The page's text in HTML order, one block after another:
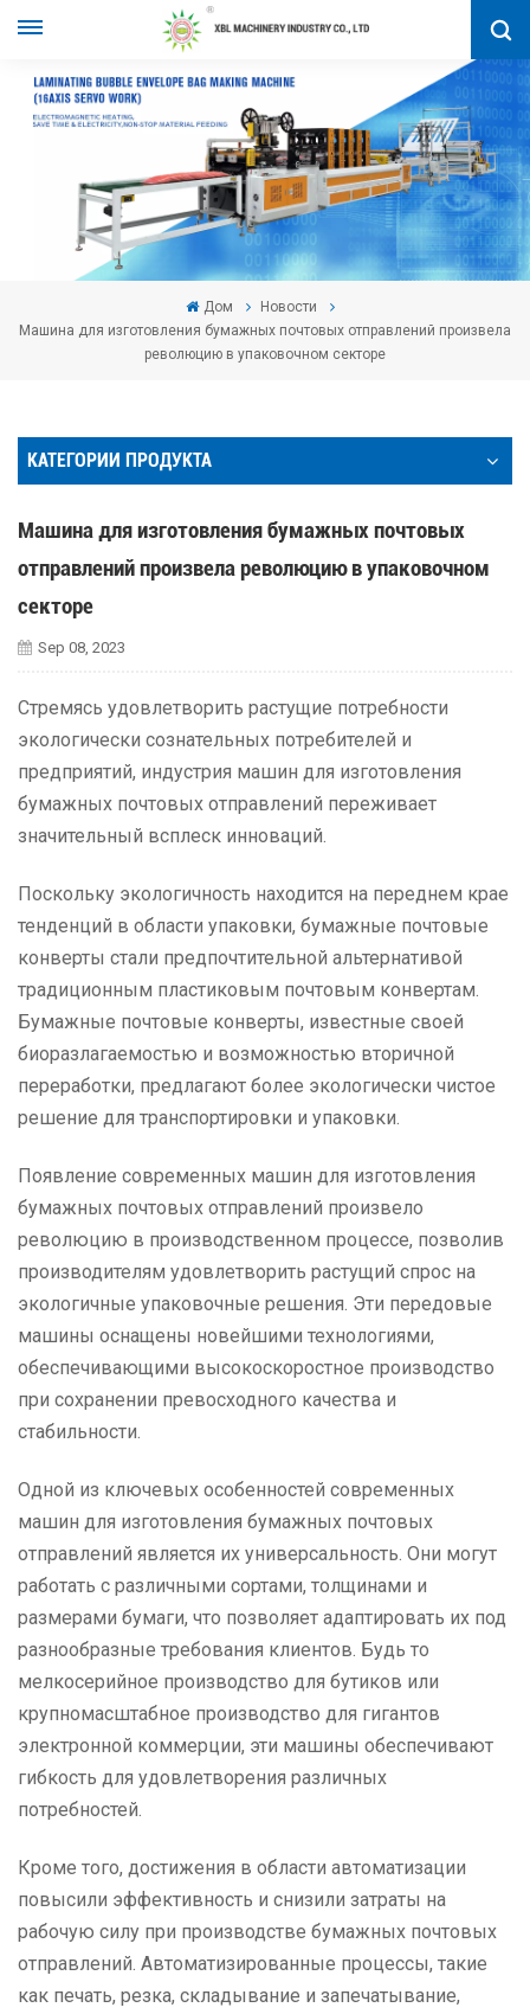
Дом
Новости
Машина для изготовления бумажных почтовых отправлений произвела
революцию в упаковочном секторе
КАТЕГОРИИ ПРОДУКТА
Машина для изготовления бумажных почтовых
отправлений произвела революцию в упаковочном
секторе
Sep 08, 2023
Стремясь удовлетворить растущие потребности
экологически сознательных потребителей и
предприятий, индустрия машин для изготовления
бумажных почтовых отправлений переживает
значительный всплеск инноваций.
Поскольку экологичность находится на переднем крае
тенденций в области упаковки, бумажные почтовые
конверты стали предпочтительной альтернативой
традиционным пластиковым почтовым конвертам.
Бумажные почтовые конверты, известные своей
биоразлагаемостью и возможностью вторичной
переработки, предлагают более экологически чистое
решение для транспортировки и упаковки.
Появление современных машин для изготовления
бумажных почтовых отправлений произвело
революцию в производственном процессе, позволив
производителям удовлетворить растущий спрос на
экологичные упаковочные решения. Эти передовые
машины оснащены новейшими технологиями,
обеспечивающими высокоскоростное производство
при сохранении превосходного качества и
стабильности.
Одной из ключевых особенностей современных
машин для изготовления бумажных почтовых
отправлений является их универсальность. Они могут
работать с различными сортами, толщинами и
размерами бумаги, что позволяет адаптировать их под
разнообразные требования клиентов. Будь то
мелкосерийное производство для бутиков или
крупномасштабное производство для гигантов
электронной коммерции, эти машины обеспечивают
гибкость для удовлетворения различных
потребностей.
Кроме того, достижения в области автоматизации
повысили эффективность и снизили затраты на
рабочую силу при производстве бумажных почтовых
отправлений. Автоматизированные процессы, такие
как печать, резка, складывание и запечатывание,